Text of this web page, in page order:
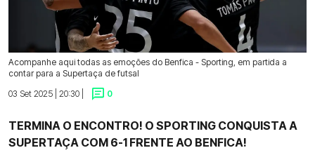
Acompanhe aqui todas as emoções do Benfica - Sporting, em partida a
contar para a Supertaça de futsal
03 Set 2025 | 20:30 |
0
TERMINA O ENCONTRO! O SPORTING CONQUISTA A
SUPERTAÇA COM 6-1 FRENTE AO BENFICA!